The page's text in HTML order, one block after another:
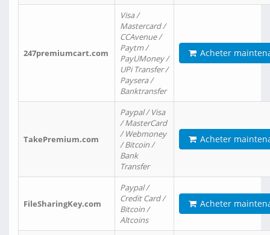
247premiumcart.com
Visa /
Mastercard /
CCAvenue /
Paytm /
PayUMoney /
UPi Transfer /
Paysera /
Banktransfer
Acheter
TakePremium.com
Paypal / Visa
/ MasterCard
/ Webmoney
/ Bitcoin /
Bank
Transfer
Acheter
FileSharingKey.com
Paypal /
Credit Card /
Bitcoin /
Altcoins
Acheter